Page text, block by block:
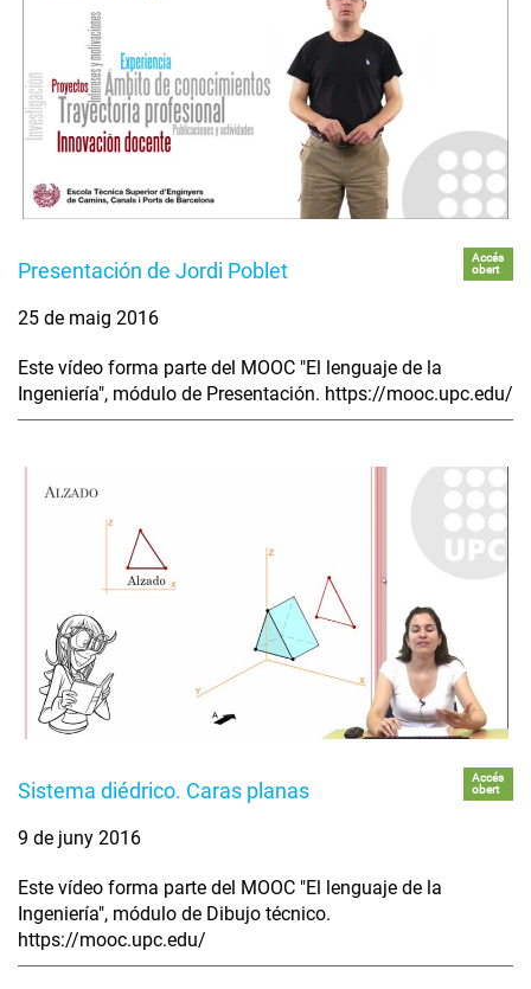
Presentación de Jordi Poblet
Accés
obert
25 de maig 2016
Este vídeo forma parte del MOOC "El lenguaje de la
Ingeniería", módulo de Presentación. https://mooc.upc.edu/
Sistema diédrico. Caras planas
Accés
obert
9 de juny 2016
Este vídeo forma parte del MOOC "El lenguaje de la
Ingeniería", módulo de Dibujo técnico.
https://mooc.upc.edu/